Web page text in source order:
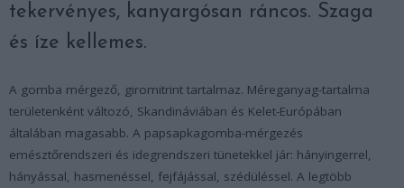
tekervényes, kanyargósan ráncos. Szaga
és íze kellemes.
A gomba mérgező, giromitrint tartalmaz. Méreganyag-tartalma
területenként változó, Skandináviában és Kelet-Európában
általában magasabb. A papsapkagomba-mérgezés
emésztőrendszeri és idegrendszeri tünetekkel jár: hányingerrel,
hányással, hasmenéssel, fejfájással, szédüléssel. A legtöbb